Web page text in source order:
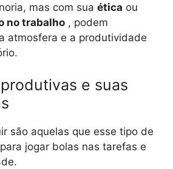
mas com sua ética ou
no trabalho , podem
atmosfera e a produtividade
e suas
são aquelas que esse tipo de
jogar bolas nas tarefas e